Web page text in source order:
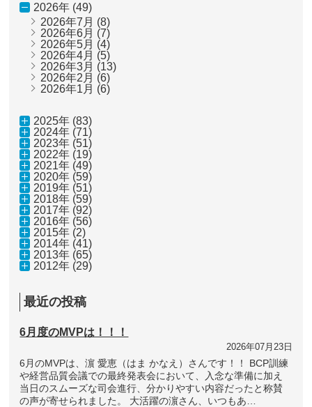
2026年 (49)
2026年7月 (8)
2026年6月 (7)
2026年5月 (4)
2026年4月 (5)
2026年3月 (13)
2026年2月 (6)
2026年1月 (6)
2025年 (83)
2024年 (71)
2023年 (51)
2022年 (19)
2021年 (49)
2020年 (59)
2019年 (51)
2018年 (59)
2017年 (92)
2016年 (56)
2015年 (2)
2014年 (41)
2013年 (65)
2012年 (29)
最近の投稿
6月度のMVPは！！！
2026年07月23日
6月のMVPは、濵 愛恵（はま かなえ）さんです！！ BCP訓練
や経営品質会議での最終発表会において、入念な準備に加え
当日のスムーズな司会進行、分かりやすい内容だったと称賛
の声が寄せられました。 大活躍の濵さん、いつもあ…